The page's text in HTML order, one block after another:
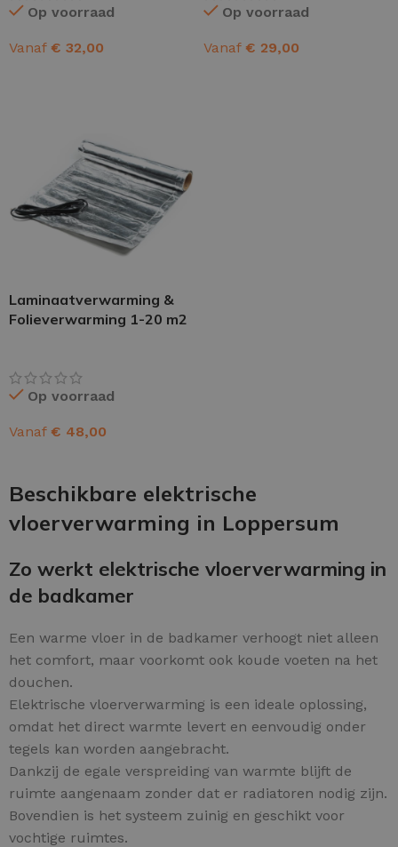
Op voorraad
Vanaf € 32,00
Op voorraad
Vanaf € 29,00
Laminaatverwarming &
Folieverwarming 1-20 m2
Op voorraad
Vanaf € 48,00
Beschikbare elektrische
vloerverwarming in Loppersum
Zo werkt elektrische vloerverwarming in
de badkamer
Een warme vloer in de badkamer verhoogt niet alleen
het comfort, maar voorkomt ook koude voeten na het
douchen.
Elektrische vloerverwarming is een ideale oplossing,
omdat het direct warmte levert en eenvoudig onder
tegels kan worden aangebracht.
Dankzij de egale verspreiding van warmte blijft de
ruimte aangenaam zonder dat er radiatoren nodig zijn.
Bovendien is het systeem zuinig en geschikt voor
vochtige ruimtes.